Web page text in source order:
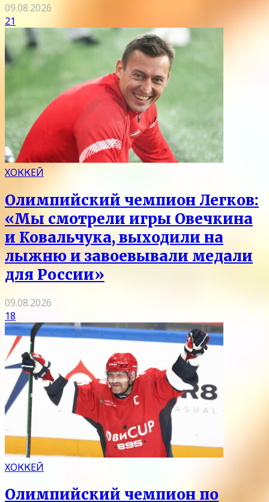
09.08.2026
21
ХОККЕЙ
Олимпийский чемпион Легков:
«Мы смотрели игры Овечкина
и Ковальчука, выходили на
лыжню и завоевывали медали
для России»
09.08.2026
18
ХОККЕЙ
Олимпийский чемпион по